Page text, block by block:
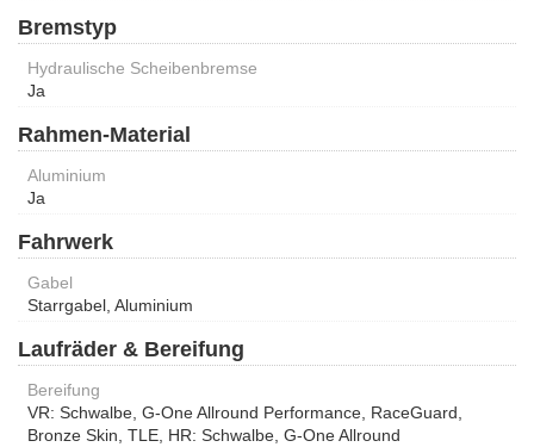
Bremstyp
Hydraulische Scheibenbremse
Ja
Rahmen-Material
Aluminium
Ja
Fahrwerk
Gabel
Starrgabel, Aluminium
Laufräder & Bereifung
Bereifung
VR: Schwalbe, G-One Allround Performance, RaceGuard,
Bronze Skin, TLE, HR: Schwalbe, G-One Allround